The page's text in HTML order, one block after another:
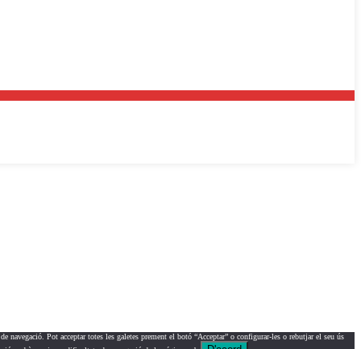
Pot acceptar totes les galetes prement el botó “Acceptar” o configurar-les o rebutjar el seu ús